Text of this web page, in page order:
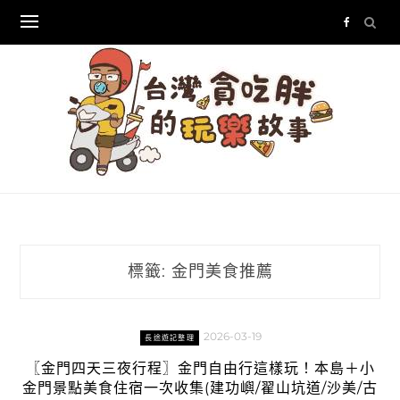
content
標籤: 金門美食推薦
長途遊記整理 2026-03-19
〖金門四天三夜行程〗金門自由行這樣玩！本島＋小
金門景點美食住宿一次收集(建功嶼/翟山坑道/沙美/古